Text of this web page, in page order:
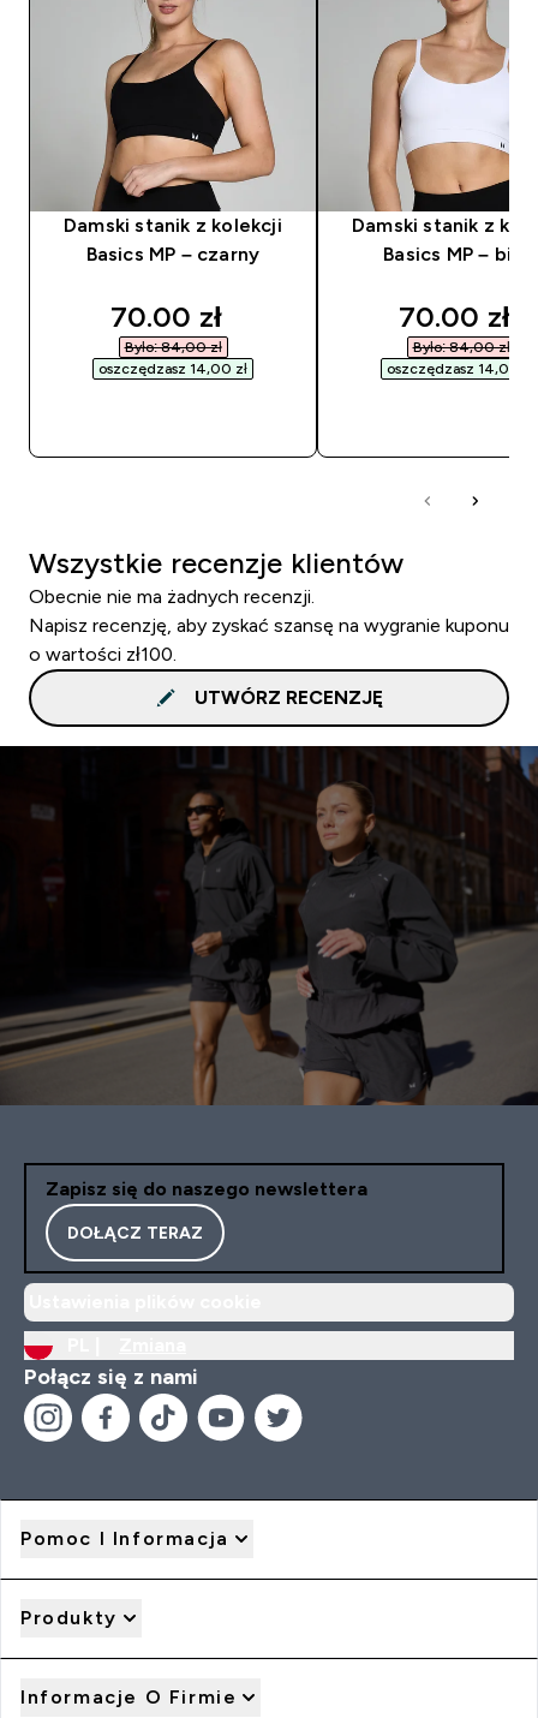
Damski stanik z kolekcji
Basics MP – czarny
discounted price
70.00 zł‎
Było: 84,00 zł‎
oszczędzasz 14,00 zł‎
Damski stanik z
Basics MP – biały
70.00 zł‎
Było: 84,00 zł‎
oszczędzasz 14,00 zł‎
Wszystkie recenzje klientów
Obecnie nie ma żadnych recenzji.
Napisz recenzję, aby zyskać szansę na wygranie kuponu
o wartości zł100.
UTWÓRZ RECENZJĘ
Zapisz się do naszego newslettera
DOŁĄCZ TERAZ
Połącz się z nami
Pomoc I Informacja
Produkty
Informacje O Firmie